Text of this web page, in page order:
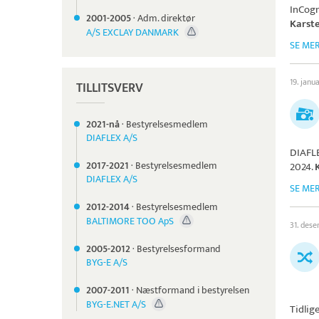
2001-2005·Adm. direktør
A/S EXCLAY DANMARK
TILLITSVERV
2021-nå· Bestyrelsesmedlem
DIAFLEX A/S
2017-2021· Bestyrelsesmedlem
DIAFLEX A/S
2012-2014· Bestyrelsesmedlem
BALTIMORE TOO ApS
2005-2012· Bestyrelsesformand
BYG-E A/S
2007-2011· Næstformand i bestyrelsen
BYG-E.NET A/S
SE
19.
2024.
SE
31.